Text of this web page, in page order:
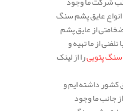
عایق پشم سنگ
از عایق پشم
از ما تهیه و
پتوییرا از لینک
داشته ایم و
جانب ما وجود